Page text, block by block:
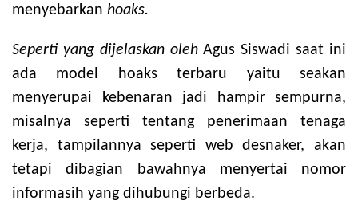
menyebarkan hoaks.
Seperti yang dijelaskan olehAgus Siswadi saat ini
ada model hoaks terbaru yaitu seakan
menyerupai kebenaran jadi hampir sempurna,
misalnya seperti tentang penerimaan tenaga
kerja, tampilannya seperti web desnaker, akan
tetapi dibagian bawahnya menyertai nomor
informasih yang dihubungi berbeda.